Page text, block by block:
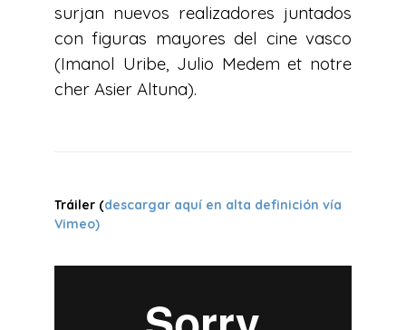
surjan nuevos realizadores juntados
con figuras mayores del cine vasco
(Imanol Uribe, Julio Medem et notre
cher Asier Altuna).
Tráiler (descargar aquí en alta definición vía
Vimeo)